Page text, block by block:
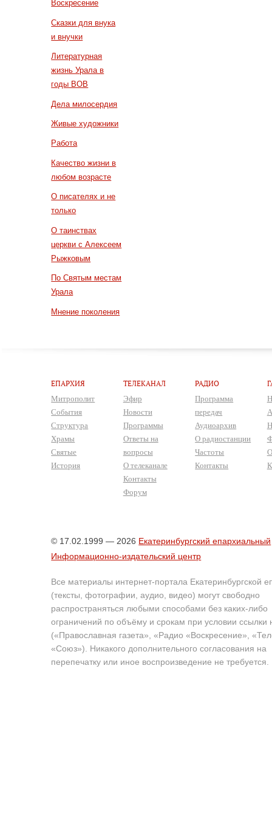
Воскресение
Сказки для внука
и внучки
Литературная
жизнь Урала в
годы ВОВ
Дела милосердия
Живые художники
Работа
Качество жизни в
любом возрасте
О писателях и не
только
О таинствах
церкви с Алексеем
Рыжковым
По Святым местам
Урала
Мнение поколения
ЕПАРХИЯ
Митрополит
События
Структура
Храмы
Святые
История
ТЕЛЕКАНАЛ
Эфир
Новости
Программы
Ответы на
вопросы
О телеканале
Контакты
Форум
РАДИО
Программа
передач
Аудиоархив
О радиостанции
Частоты
Контакты
© 17.02.1999 — 2026 Екатеринбургский епархиальный
Информационно-издательский центр
Все материалы интернет-портала Екатеринбургской
(тексты, фотографии, аудио, видео) могут свободно
распространяться любыми способами без каких-либо
ограничений по объёму и срокам при условии ссылки
(«Православная газета», «Радио «Воскресение»,
«Союз»). Никакого дополнительного согласования на
перепечатку или иное воспроизведение не требуется.